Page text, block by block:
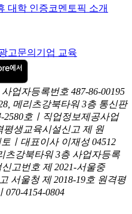
대학 인증코멘토픽 소개
고문의 기업 교육
업자등록번호 487-86-00195
메리츠강북타워 3층 통신판
2580호ㅣ직업정보제공사업
평생교육시설신고 제 원
ㅣ대표이사 이재성 04512
츠강북타워 3층 사업자등록
고번호 제 2021-서울중
서울청 제 2018-19호 원격평
4154-0804